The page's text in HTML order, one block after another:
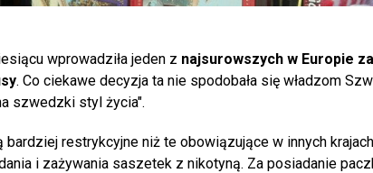
wprowadziła jeden z najsurowszych w Europie
. Co ciekawe decyzja ta nie spodobała się władzom
szwedzki styl życia".
restrykcyjne niż te obowiązujące w innych
i zażywania saszetek z nikotyną. Za posiadanie